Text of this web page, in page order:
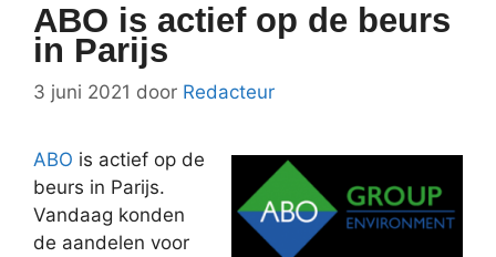
ABO is actief op de beurs
in Parijs
3 juni 2021 door Redacteur
ABO is actief op de
beurs in Parijs.
Vandaag konden
de aandelen voor